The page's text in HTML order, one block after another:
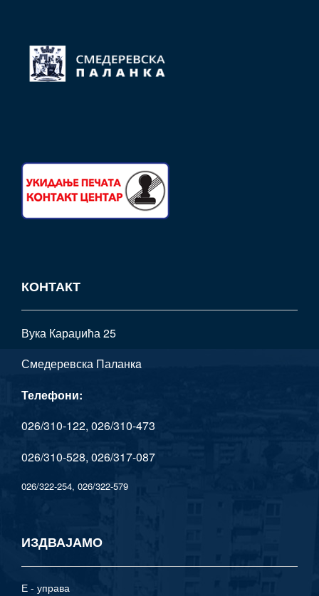
КОНТАКТ
Вука Караџића 25
Смедеревска Паланкa
Телефони:
026/310-122, 026/310-473
026/310-528, 026/317-087
026/322-254, 026/322-579
ИЗДВАЈАМО
Е - управа